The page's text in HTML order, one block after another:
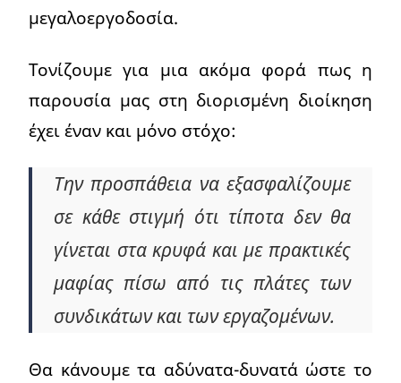
μεγαλοεργοδοσία.
Τονίζουμε για μια ακόμα φορά πως η
παρουσία μας στη διορισμένη διοίκηση
έχει έναν και μόνο στόχο:
Την προσπάθεια να εξασφαλίζουμε
σε κάθε στιγμή ότι τίποτα δεν θα
γίνεται στα κρυφά και με πρακτικές
μαφίας πίσω από τις πλάτες των
συνδικάτων και των εργαζομένων.
Θα κάνουμε τα αδύνατα-δυνατά ώστε το